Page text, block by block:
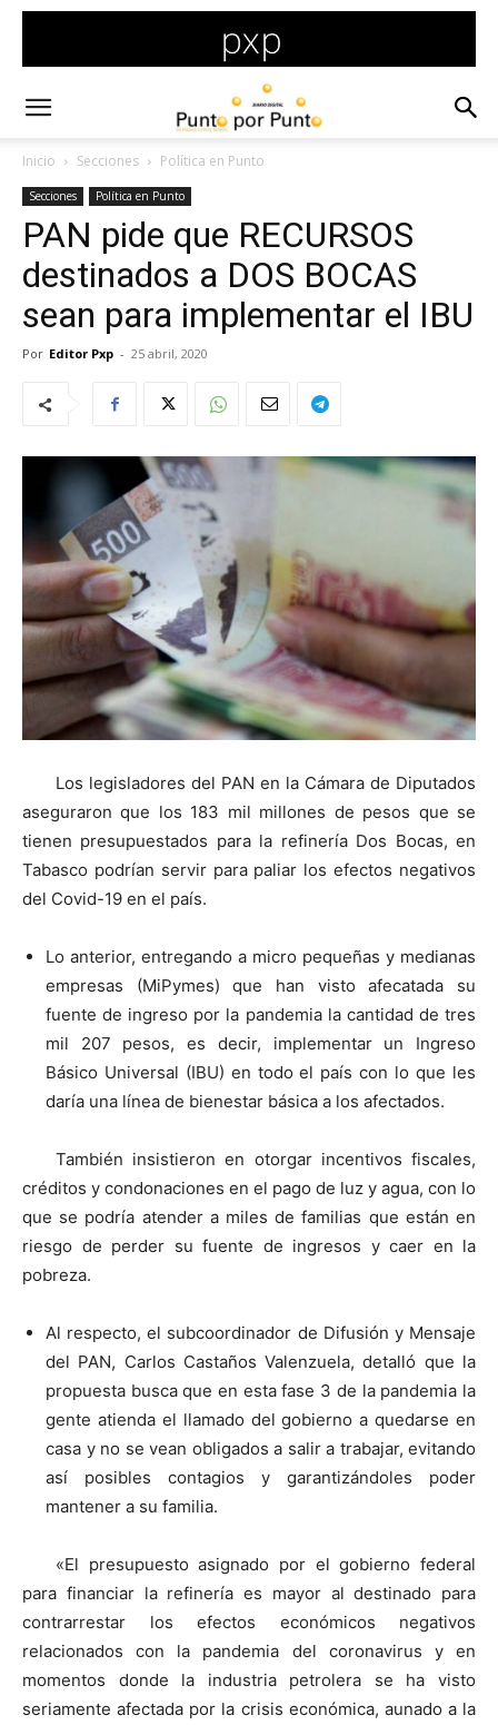
Inicio Secciones Política en Punto
Secciones Política en Punto
PAN pide que RECURSOS
destinados a DOS BOCAS
sean para implementar el IBU
Por Editor Pxp - 25 abril, 2020
Los legisladores del PAN en la Cámara de Diputados
aseguraron que los 183 mil millones de pesos que se
tienen presupuestados para la refinería Dos Bocas, en
Tabasco podrían servir para paliar los efectos negativos
del Covid-19 en el país.
Lo anterior, entregando a micro pequeñas y medianas
empresas (MiPymes) que han visto afecatada su
fuente de ingreso por la pandemia la cantidad de tres
mil 207 pesos, es decir, implementar un Ingreso
Básico Universal (IBU) en todo el país con lo que les
daría una línea de bienestar básica a los afectados.
También insistieron en otorgar incentivos fiscales,
créditos y condonaciones en el pago de luz y agua, con lo
que se podría atender a miles de familias que están en
riesgo de perder su fuente de ingresos y caer en la
pobreza.
Al respecto, el subcoordinador de Difusión y Mensaje
del PAN, Carlos Castaños Valenzuela, detalló que la
propuesta busca que en esta fase 3 de la pandemia la
gente atienda el llamado del gobierno a quedarse en
casa y no se vean obligados a salir a trabajar, evitando
así posibles contagios y garantizándoles poder
mantener a su familia.
«El presupuesto asignado por el gobierno federal
para financiar la refinería es mayor al destinado para
contrarrestar los efectos económicos negativos
relacionados con la pandemia del coronavirus y en
momentos donde la industria petrolera se ha visto
seriamente afectada por la crisis económica, aunado a la